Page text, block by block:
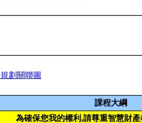
劃關聯圖
課程大綱
為確保您我的權利,請尊重智慧財